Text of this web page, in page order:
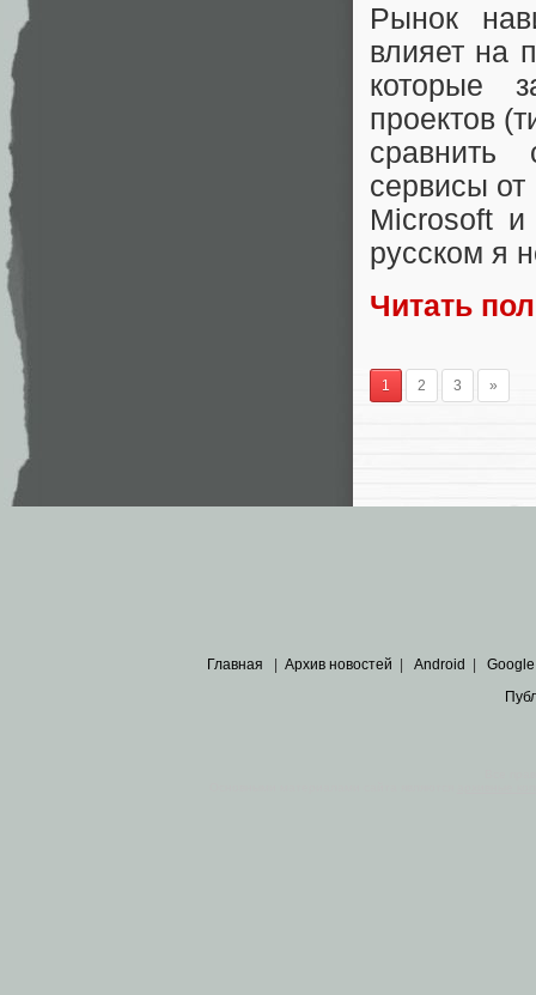
Рынок
влияет на
которые
проектов
сервисы
Microsoft
русском я
Читать
1 2 3 »
Главная Архив новостей Android Google